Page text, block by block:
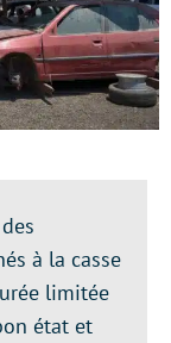
à la casse
limitée
état et